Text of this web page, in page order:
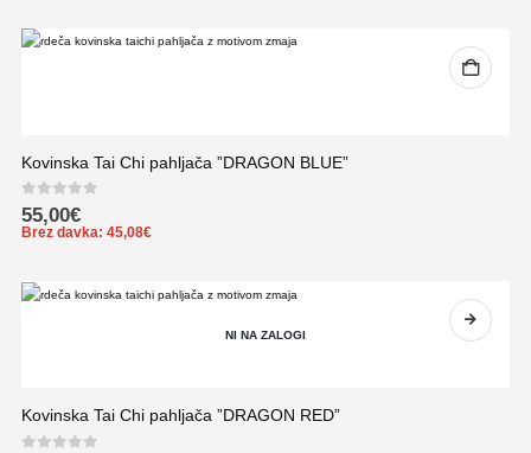
Kovinska Tai Chi pahljača ”DRAGON BLUE”
0out of 5
55,00€
Brez davka: 45,08€
NI NA ZALOGI
Kovinska Tai Chi pahljača ”DRAGON RED”